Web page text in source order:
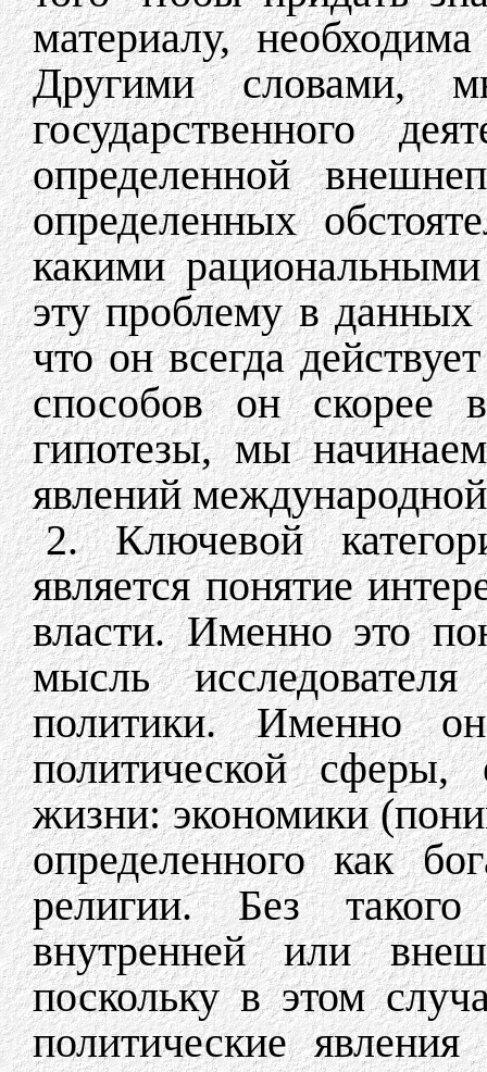
материалу,
Другими словами,
государственного
определенной
определенных
какими
эту проблему в данных
что он всегда
способов он скорее
гипотезы, мы
явлений
2. Ключевой
является понятие
власти. Именно это
мысль
политики. Именно
политической
жизни: экономики
определенного как
религии. Без
внутренней или
поскольку в этом
политические